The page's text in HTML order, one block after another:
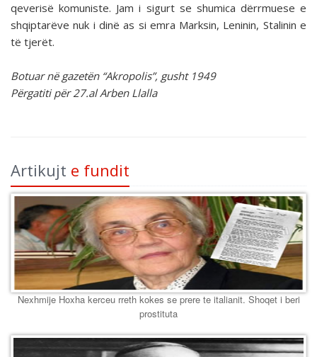
qeverisë komuniste. Jam i sigurt se shumica dërrmuese e
shqiptarëve nuk i dinë as si emra Marksin, Leninin, Stalinin e
të tjerët.
Botuar në gazetën “Akropolis”, gusht 1949
Përgatiti për 27.al Arben Llalla
Artikujt e fundit
Nexhmije Hoxha kerceu rreth kokes se prere te italianit. Shoqet i beri
prostituta